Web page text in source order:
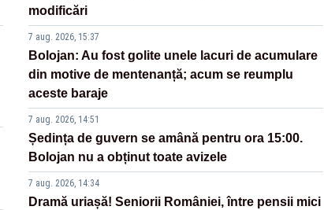
modificări
7 aug. 2026, 15:37
Bolojan: Au fost golite unele lacuri de acumulare
din motive de mentenanță; acum se reumplu
aceste baraje
7 aug. 2026, 14:51
Ședința de guvern se amână pentru ora 15:00.
Bolojan nu a obținut toate avizele
7 aug. 2026, 14:34
Dramă uriașă! Seniorii României, între pensii mici